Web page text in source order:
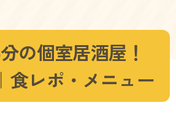
の個室居酒屋！
食レポ・メニュー